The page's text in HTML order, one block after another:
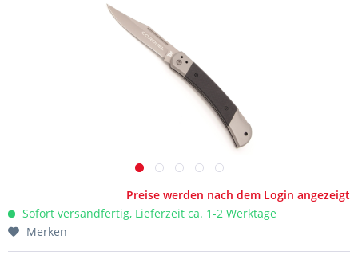
Preise werden nach dem Login angezeigt
Sofort versandfertig, Lieferzeit ca. 1-2 Werktage
Merken